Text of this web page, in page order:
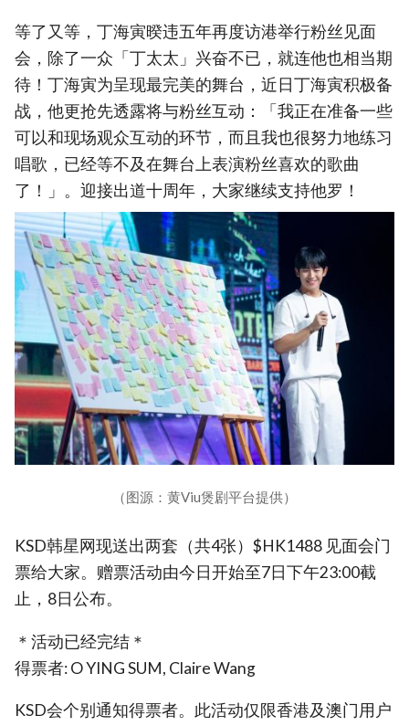
等了又等，丁海寅暌违五年再度访港举行粉丝见面
会，除了一众「丁太太」兴奋不已，就连他也相当期
待！丁海寅为呈现最完美的舞台，近日丁海寅积极备
战，他更抢先透露将与粉丝互动：「我正在准备一些
可以和现场观众互动的环节，而且我也很努力地练习
唱歌，已经等不及在舞台上表演粉丝喜欢的歌曲
了！」。迎接出道十周年，大家继续支持他罗！
（图源：黄Viu煲剧平台提供）
KSD韩星网现送出两套（共4张）$HK1488 见面会门
票给大家。赠票活动由今日开始至7日下午23:00截
止，8日公布。
＊活动已经完结＊
得票者: O YING SUM, Claire Wang
KSD会个别通知得票者。此活动仅限香港及澳门用户